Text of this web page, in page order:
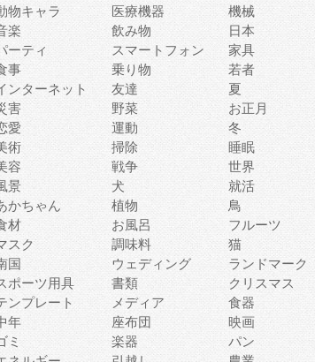
物キャラ 医療機器 機械
楽 飲み物 日本
ーティ スマートフォン 家具
事 乗り物 若者
ンターネット 友達 夏
害 野菜 お正月
愛 運動 冬
術 掃除 睡眠
容 戦争 世界
景 犬 就活
かちゃん 植物 鳥
材 お風呂 フルーツ
スク 調味料 猫
国 ウェディング ランドマーク
ポーツ用具 書類 クリスマス
ンプレート メディア 食器
年 座布団 映画
ミ 楽器 パン